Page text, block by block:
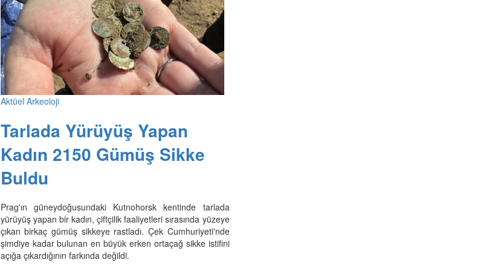
Aktüel Arkeoloji
Tarlada Yürüyüş Yapan
Kadın 2150 Gümüş Sikke
Buldu
Prag'ın güneydoğusundaki Kutnohorsk kentinde tarlada
yürüyüş yapan bir kadın, çiftçilik faaliyetleri sırasında yüzeye
çıkan birkaç gümüş sikkeye rastladı. Çek Cumhuriyeti'nde
şimdiye kadar bulunan en büyük erken ortaçağ sikke istifini
açığa çıkardığının farkında değildi.